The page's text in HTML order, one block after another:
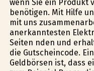
wenn Sie ein Produkt
benötigen. Mit Hilfe
mit uns
anerkanntesten
Seiten finden und
die Gutscheincode.
Geldbörsen ist, dass